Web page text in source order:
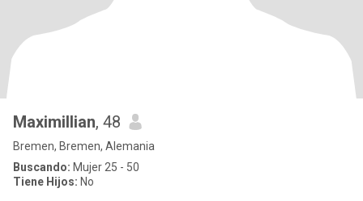
Maximillian, 48
Bremen, Bremen, Alemania
Buscando: Mujer 25 - 50
Tiene Hijos: No